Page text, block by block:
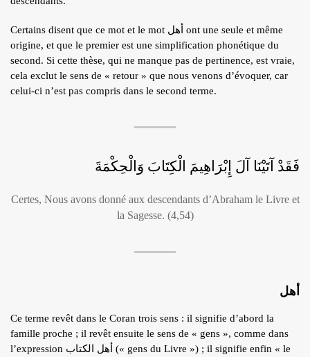
Certains disent que ce mot et le mot أهل ont une seule et même
origine, et que le premier est une simplification phonétique du
second. Si cette thèse, qui ne manque pas de pertinence, est vraie,
cela exclut le sens de « retour » que nous venons d’évoquer, car
celui-ci n’est pas compris dans le second terme.
فَقَدْ آتَيْنَا آلَ إِبْرَاهِيمَ الْكِتَابَ وَالْحِكْمَةَ
Certes, Nous avons donné aux descendants d’Abraham le Livre et
la Sagesse. (4,54)
أهل
Ce terme revêt dans le Coran trois sens : il signifie d’abord la
famille proche ; il revêt ensuite le sens de « gens », comme dans
l’expression أهل الكتاب (« gens du Livre ») ; il signifie enfin « le